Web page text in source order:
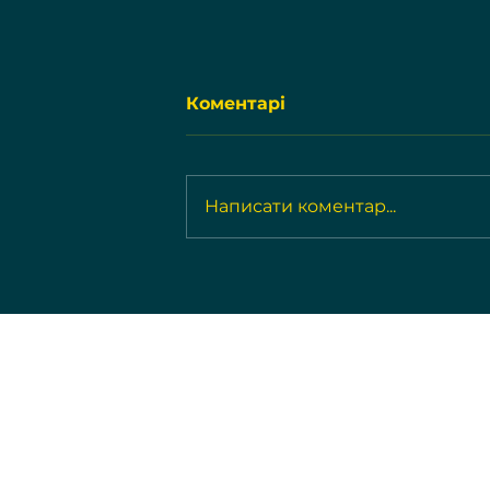
Коментарі
Написати коментар...